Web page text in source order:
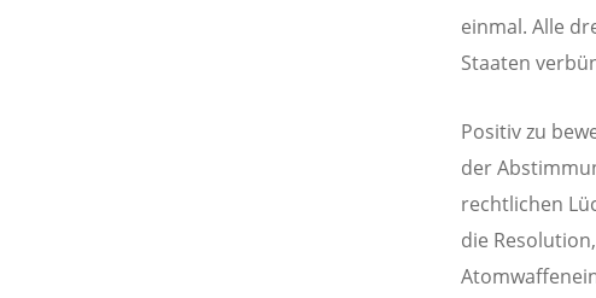
einmal. Alle
Staaten
Positiv zu
der
rechtlichen
die